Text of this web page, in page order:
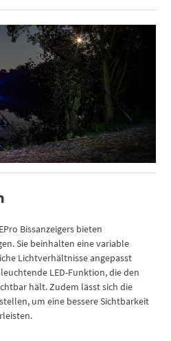
Bissanzeigers bieten
Sie beinhalten eine variable
Lichtverhältnisse angepasst
LED-Funktion, die den
hält. Zudem lässt sich die
um eine bessere Sichtbarkeit